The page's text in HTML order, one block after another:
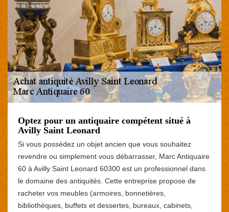
Optez pour un antiquaire compétent situé à
Avilly Saint Leonard
Si vous possédez un objet ancien que vous souhaitez
revendre ou simplement vous débarrasser, Marc Antiquaire
60 à Avilly Saint Leonard 60300 est un professionnel dans
le domaine des antiquités. Cette entreprise propose de
racheter vos meubles (armoires, bonnetières,
bibliothèques, buffets et dessertes, bureaux, cabinets,